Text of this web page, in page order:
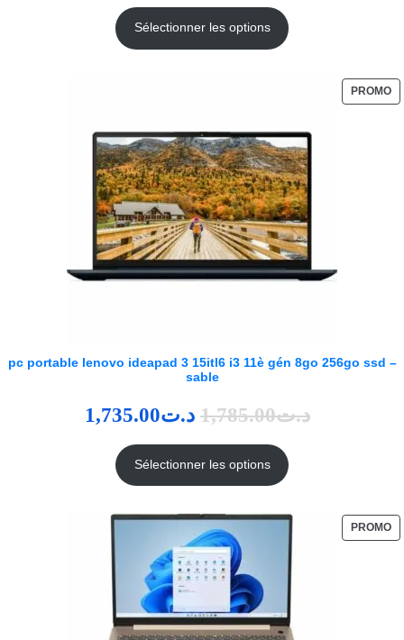
Sélectionner les options
PROMO
pc portable lenovo ideapad 3 15itl6 i3 11è gén 8go 256go ssd –
sable
د.ت1,785.00 د.ت1,735.00
Sélectionner les options
PROMO